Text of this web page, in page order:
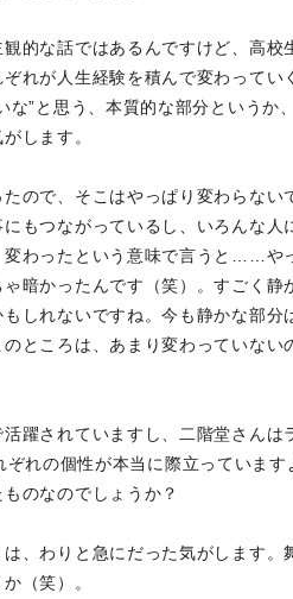
的な話ではあるんですけど、高校
れが人生経験を積んで変わってい
”と思う、本質的な部分というか
します。
ので、そこはやっぱり変わらない
もつながっているし、いろんな人
わったという意味で言うと……や
暗かったんです（笑）。すごく静
しれないですね。今も静かな部分
ところは、あまり変わっていない
躍されていますし、二階堂さんは
れの個性が本当に際立っています
のなのでしょうか？
、わりと急にだった気がします。
（笑）。